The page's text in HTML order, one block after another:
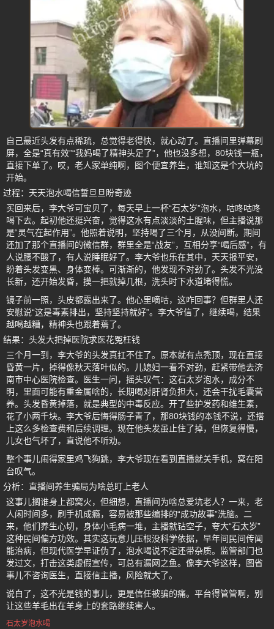
自己最近头发有点稀疏，总觉得老得快，就心动了。直播间里弹幕刷
屏，全是“真有效”“我妈喝了精神头足了”，他也没多想，80块钱一瓶，
直接下单了。哎，老人家单纯啊，图个便宜养生，谁知这是个大坑的
开始。
过程：天天泡水喝信誓旦旦盼奇迹
买回来后，李大爷可宝贝了，每天早上一杯“石太岁”泡水，咕咚咕咚
喝下去。起初他还挺兴奋，觉得这水有点淡淡的土腥味，但主播说那
是“灵气在起作用”。他照着说明，坚持喝了三个月，从没间断。期间
还加了那个直播间的微信群，群里全是“战友”，互相分享“喝后感”，有
人说腰不酸了，有人说睡眠好了。李大爷也乐在其中，天天报平安，
盼着头发变黑、身体变棒。可渐渐的，他发现不对劲了。头发不光没
长新，还开始发昏，摸一把就掉几根，洗头时下水道堵得慌。
镜子前一照，头皮都露出来了。他心里嘀咕，这咋回事？但群里人还
安慰说“这是毒素排出，坚持坚持就好”。李大爷信了，继续喝，结果
越喝越糟，精神头也跟着蔫了。
结果：头发大把掉医院求医花冤枉钱
三个月一到，李大爷的头发真扛不住了。原本就有点秃顶，现在直接
昏黄一片，掉得像秋天落叶似的。儿媳妇一看不对劲，赶紧带他去济
南市中心医院检查。医生一问，摇头叹气：这石太岁泡水，成分不
明，里面可能有重金属啥的，长期喝对肝肾负担大，还会干扰毛囊营
养。头发昏黄掉落，就是典型的中毒反应。开了些护发药和维生素，
花了小两千块。李大爷后悔得肠子青了，那80块钱的本钱不说，还搭
上这么多检查费和后续调理。现在他头发虽止住了掉，但恢复得慢，
儿女也气坏了，直说他不听劝。
整个事儿闹得家里鸡飞狗跳，李大爷现在看到直播就关手机，窝在阳
台叹气。
分析：直播间养生骗局为啥总盯上老人
这事儿搁谁身上都窝火，但细想，直播间为啥总爱坑老人？一来，老
人闲时间多，刷手机成瘾，容易被那些编排的“成功故事”洗脑。二
来，他们养生心切，身体小毛病一堆，主播就钻空子，夸大“石太岁”
这种民间偏方功效。其实这玩意儿压根没科学依据，早年间民间传闻
能治病，但现代医学早证伪了，泡水喝说不定还带杂质。监管部门也
发过文，打击这类虚假宣传，可总有漏网之鱼。像李大爷这样，图省
事儿不咨询医生，直接信主播，风险就大了。
说白了，这不光是钱的事儿，更是信任被骗的痛。平台得管管啊，别
让这些羊毛出在羊身上的套路继续害人。
石太岁泡水喝